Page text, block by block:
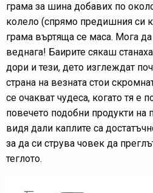
грама за шина добавих по
колело (спрямо предишния си
грама въртяща се маса. Мога
веднага! Баирите сякаш
дори и тези, дето изглеждат
страна на везната стои
се очакват чудеса, когато тя е
повечето подобни продукти на
видя дали каплите са
за да си струва човек да
теглото.